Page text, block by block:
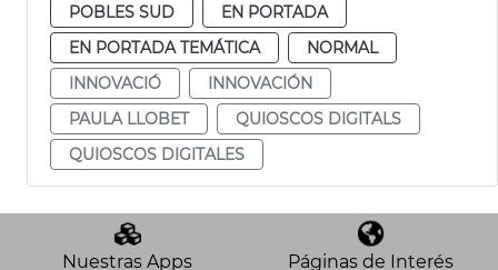
POBLES SUD
EN PORTADA
EN PORTADA TEMÁTICA
NORMAL
INNOVACIÓ
INNOVACIÓN
PAULA LLOBET
QUIOSCOS DIGITALS
QUIOSCOS DIGITALES
Nuestras Apps Páginas de Interés